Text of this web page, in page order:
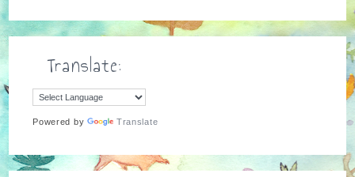
Translate:
Powered by Translate